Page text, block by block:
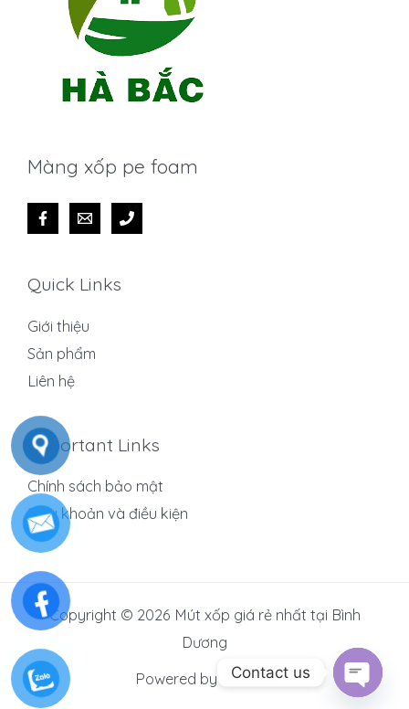
Màng xốp pe foam
Quick Links
Giới thiệu
Sản phẩm
Liên hệ
Important Links
Chính sách bảo mật
Điều khoản và điều kiện
Copyright © 2026 Mút xốp giá rẻ nhất tại Bình
Dương
Powered by
AnhBen
Contact us
OPEN